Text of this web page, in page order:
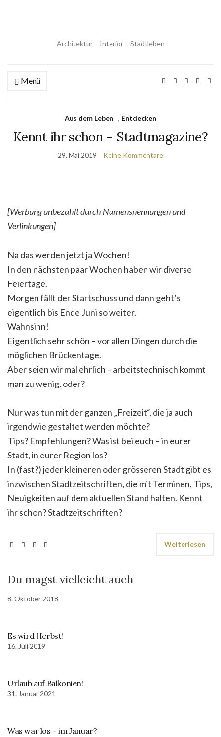
Architektur – Interior – Stadtleben
Menü
Aus dem Leben , Entdecken
Kennt ihr schon – Stadtmagazine?
29. Mai 2019 Keine Kommentare
[Werbung unbezahlt durch Namensnennungen und
Verlinkungen]
Na das werden jetzt ja Wochen!
In den nächsten paar Wochen haben wir diverse
Feiertage.
Morgen fällt der Startschuss und dann geht’s
eigentlich bis Ende Juni so weiter.
Wahnsinn!
Eigentlich sehr schön – vor allen Dingen durch die
möglichen Brückentage.
Aber seien wir mal ehrlich – arbeitstechnisch kommt
man zu wenig, oder?
Nur was tun mit der ganzen „Freizeit“, die ja auch
irgendwie gestaltet werden möchte?
Tips? Empfehlungen? Was ist bei euch – in eurer
Stadt, in eurer Region los?
In (fast?) jeder kleineren oder grösseren Stadt gibt es
inzwischen Stadtzeitschriften, die mit Terminen, Tips,
Neuigkeiten auf dem aktuellen Stand halten. Kennt
ihr schon? Stadtzeitschriften?
Weiterlesen
Du magst vielleicht auch
8. Oktober 2018
Es wird Herbst!
16. Juli 2019
Urlaub auf Balkonien!
31. Januar 2021
Was war los – im Januar?